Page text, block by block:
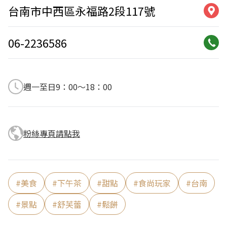
台南市中西區永福路2段117號
06-2236586
週一至日9：00～18：00
粉絲專頁請點我
#美食 #下午茶 #甜點 #食尚玩家 #台南
#景點 #舒芙蕾 #鬆餅